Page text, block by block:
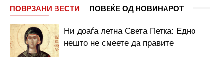
ПОВРЗАНИ ВЕСТИ ПОВЕЌЕ ОД НОВИНАРОТ
Ни доаѓа летна Света Петка: Едно
нешто не смеете да правите